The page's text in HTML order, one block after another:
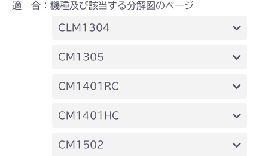
適 合：機種及び該当する分解図のページ
CLM1304
ミッション FIG6 ブレーキ
CM1305
ミッション FIG10 ブレーキ
CM1401RC
ミッション FIG6 ブレーキ
CM1401HC
ミッション FIG6 ブレーキ
CM1502